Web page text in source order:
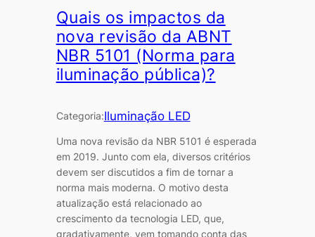
Quais os impactos da
nova revisão da ABNT
NBR 5101 (Norma para
iluminação pública)?
Categoria:Iluminação LED
Uma nova revisão da NBR 5101 é esperada
em 2019. Junto com ela, diversos critérios
devem ser discutidos a fim de tornar a
norma mais moderna. O motivo desta
atualização está relacionado ao
crescimento da tecnologia LED, que,
gradativamente, vem tomando conta das